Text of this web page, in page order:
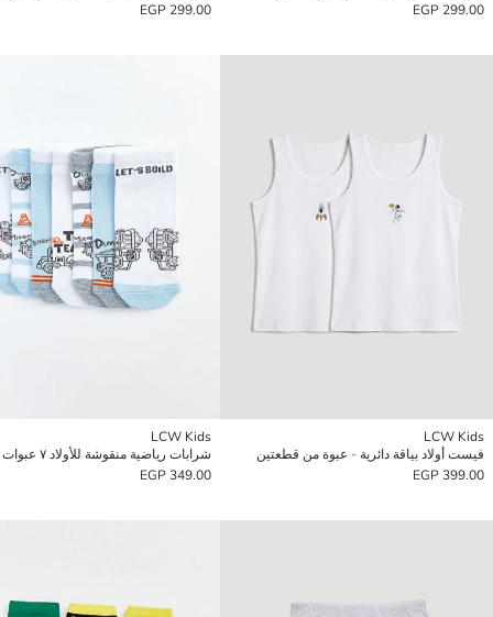
299.00 EGP
299.00 EGP
LCW Kids
فيست أولاد بياقة دائرية - عبوة من قطعتين
399.00 EGP
LCW Kids
شرابات رياضية منقوشة للأولاد ٧ عبوات
349.00 EGP